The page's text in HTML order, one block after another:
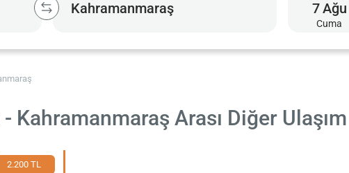
7Ağu
Cuma
Kahramanmaraş Arası Diğer
2.200 TL